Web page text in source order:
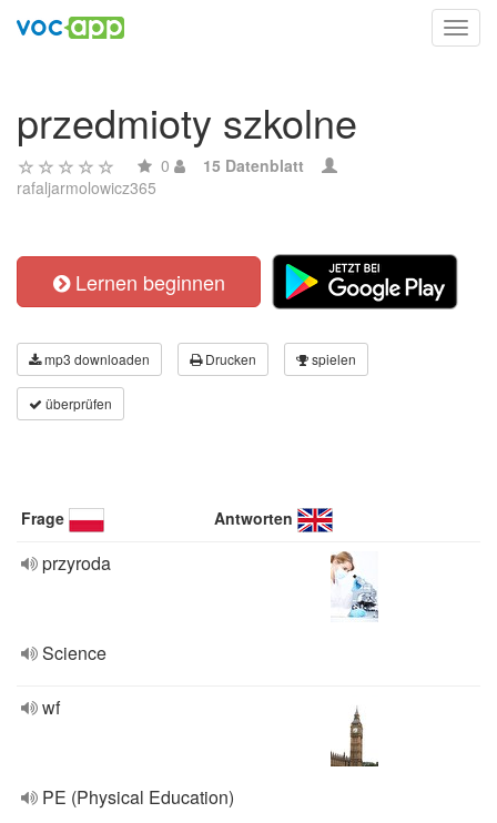
przedmioty szkolne
0
15 Datenblatt
rafaljarmolowicz365
Lernen beginnen
mp3 downloaden Drucken spielen
überprüfen
Frage Antworten
przyroda
Science
wf
PE (Physical Education)